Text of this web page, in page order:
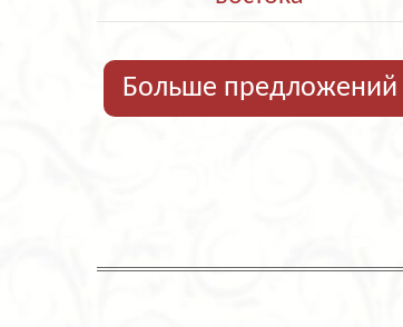
Больше предложений